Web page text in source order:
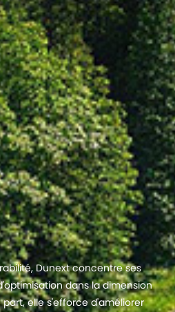
Dunext concentre ses
dans la dimension
elle s'efforce d'améliorer